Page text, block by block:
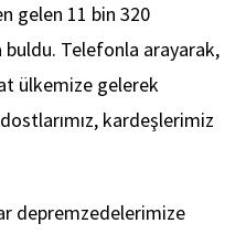
gelen 11 bin 320
buldu. Telefonla arayarak,
ülkemize gelerek
kardeşlerimiz
depremzedelerimize